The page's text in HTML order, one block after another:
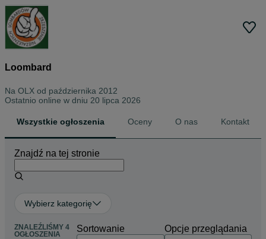
Loombard
Na OLX od października 2012
Ostatnio online w dniu 20 lipca 2026
Wszystkie ogłoszenia Oceny O nas Kontakt
Znajdź na tej stronie
Wybierz kategorię
ZNALEŹLIŚMY 4
OGŁOSZENIA
Sortowanie Opcje przeglądania